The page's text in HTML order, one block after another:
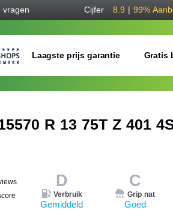
vragen Cijfer 8.9 | 99%
Laagste prijs garantie Gratis
R 13 75T Z 401
D
Verbruik
Gemiddeld
C
Grip nat
Goed